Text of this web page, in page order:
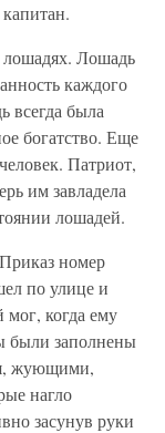
лошадях. Лошадь
каждого
всегда была
богатство. Еще
Патриот,
им завладела
лошадей.
номер
по улице и
мог, когда ему
были заполнены
жующими,
нагло
засунув руки